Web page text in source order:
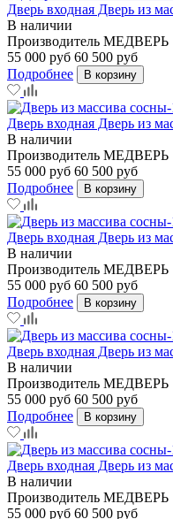
Дверь входная Дверь из
В наличии
Производитель МЕДВЕРЬ
55 000 руб 60 500 руб
Подробнее
В корзину
Дверь входная Дверь из
В наличии
Производитель МЕДВЕРЬ
55 000 руб 60 500 руб
Подробнее
В корзину
Дверь входная Дверь из
В наличии
Производитель МЕДВЕРЬ
55 000 руб 60 500 руб
Подробнее
В корзину
Дверь входная Дверь из
В наличии
Производитель МЕДВЕРЬ
55 000 руб 60 500 руб
Подробнее
В корзину
Дверь входная Дверь из
В наличии
Производитель МЕДВЕРЬ
55 000 руб 60 500 руб